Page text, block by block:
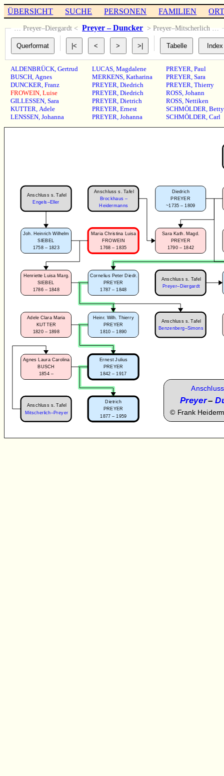
ÜBERSICHT SUCHE PERSONEN FAMILIEN
… Preyer–Diergardt < Preyer – Duncker > Preyer–Mitscherlich …
ALDENBRÜCK,Gertrud
BUSCH,Agnes
DUNCKER,Franz
FROWEIN,Luise
GILLESSEN,Sara
KUTTER,Adele
LENSSEN,Johanna
LUCAS, Magdalene
MERKENS, Katharina
PREYER, Diedrich
PREYER, Diedrich
PREYER, Dietrich
PREYER, Ernest
PREYER, Johanna
PREYER, Paul
PREYER, Sara
PREYER, Thierry
ROSS, Johann
ROSS, Nettiken
SCHMÖLDER, Betty
SCHMÖLDER, Carl
Agnes Laura Carolina
BUSCH
1854 –
Ernest Julius
PREYER
1842 – 1917
Heinr. Wilh. Thierry
PREYER
1810 – 1890
Adele Clara Maria
KUTTER
1820 – 1898
Cornelius Peter Diedr.
PREYER
1787 – 1848
Henriette Luisa Marg.
SIEBEL
1786 – 1848
Diedrich
PREYER
~1735 – 1809
Joh. Heinrich Wilhelm
SIEBEL
1758 – 1823
Maria Christina Luisa
FROWEIN
1768 – 1835
Anschluss s. Tafel
Engels–Eller
Preyer–
© Frank
Anschluss s. Tafel
Benzenberg–Simons
Anschluss s. Tafel
Preyer–Diergardt
Dietrich
PREYER
1877 – 1959
Anschluss s. Tafel
Mitscherlich–Preyer
Sara Kath. Magd.
PREYER
1790 – 1842
Anschluss s. Tafel
Brockhaus –
Heidermanns